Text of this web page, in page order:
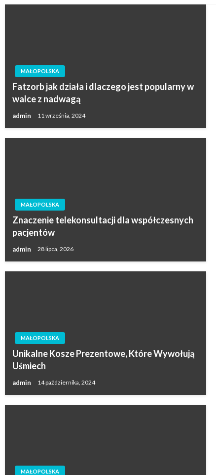
MAŁOPOLSKA
Fatzorb jak działa i dlaczego jest popularny w
walce z nadwagą
admin 11 września, 2024
MAŁOPOLSKA
Znaczenie telekonsultacji dla współczesnych
pacjentów
admin 28 lipca, 2026
MAŁOPOLSKA
Unikalne Kosze Prezentowe, Które Wywołują
Uśmiech
admin 14 października, 2024
MAŁOPOLSKA